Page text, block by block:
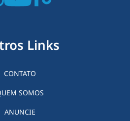
Links
CONTATO
SOMOS
ANUNCIE